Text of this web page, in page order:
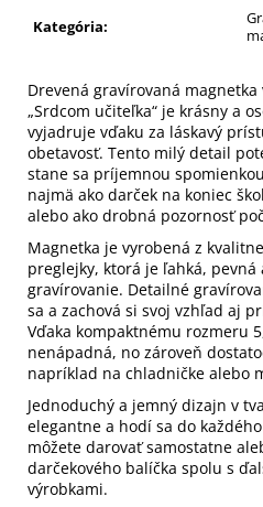
Kategória:
Drevená gravírovaná
„Srdcom učiteľka“ je krásny a
vyjadruje vďaku za láskavý
obetavosť. Tento milý detail
stane sa príjemnou
najmä ako darček na koniec
alebo ako drobná pozornosť
Magnetka je vyrobená z
preglejky, ktorá je ľahká,
gravírovanie. Detailné
sa a zachová si svoj vzhľad aj
Vďaka kompaktnému rozmeru
nenápadná, no zároveň
napríklad na chladničke alebo
Jednoduchý a jemný dizajn v
elegantne a hodí sa do
môžete darovať samostatne
darčekového balíčka spolu s
výrobkami.
€32